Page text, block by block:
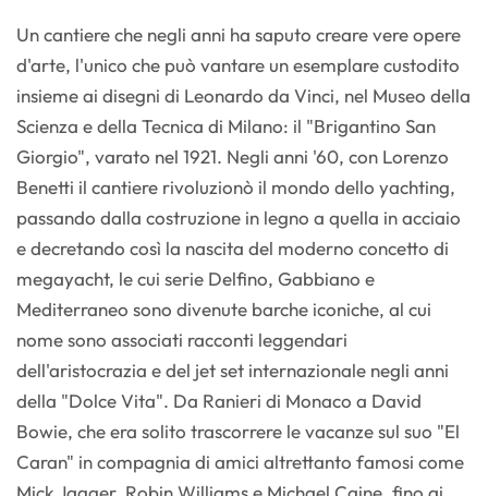
Un cantiere che negli anni ha saputo creare vere opere
d'arte, l'unico che può vantare un esemplare custodito
insieme ai disegni di Leonardo da Vinci, nel Museo della
Scienza e della Tecnica di Milano: il "Brigantino San
Giorgio", varato nel 1921. Negli anni '60, con Lorenzo
Benetti il cantiere rivoluzionò il mondo dello yachting,
passando dalla costruzione in legno a quella in acciaio
e decretando così la nascita del moderno concetto di
megayacht, le cui serie Delfino, Gabbiano e
Mediterraneo sono divenute barche iconiche, al cui
nome sono associati racconti leggendari
dell'aristocrazia e del jet set internazionale negli anni
della "Dolce Vita". Da Ranieri di Monaco a David
Bowie, che era solito trascorrere le vacanze sul suo "El
Caran" in compagnia di amici altrettanto famosi come